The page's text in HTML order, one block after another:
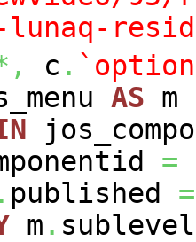
lunaq-
c .
AS m
=
. published =
m . sublevel